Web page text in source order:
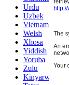
Urdu
Uzbek
Vietnamese
Welsh
Xhosa
Yiddish
Yoruba
Zulu
Kinyarwanda